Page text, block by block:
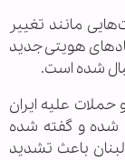
که از سال ۲۰۰۰ سیاست‌هایی مانند تغییر
هویتی جدید
شده است.
علیه ایران
شده و گفته شده
باعث تشدید